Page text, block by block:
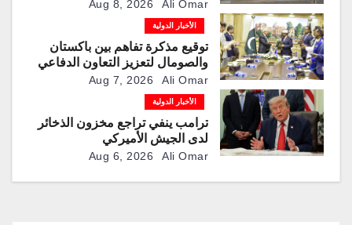
Aug 8, 2026 Ali Omar
الأخبار الدولية
توقيع مذكرة تفاهم بين باكستان
والصومال لتعزيز التعاون الدفاعي
Aug 7, 2026 Ali Omar
الأخبار الدولية
ترامب ينفي تراجع مخزون الذخائر
لدى الجيش الأميركي
Aug 6, 2026 Ali Omar